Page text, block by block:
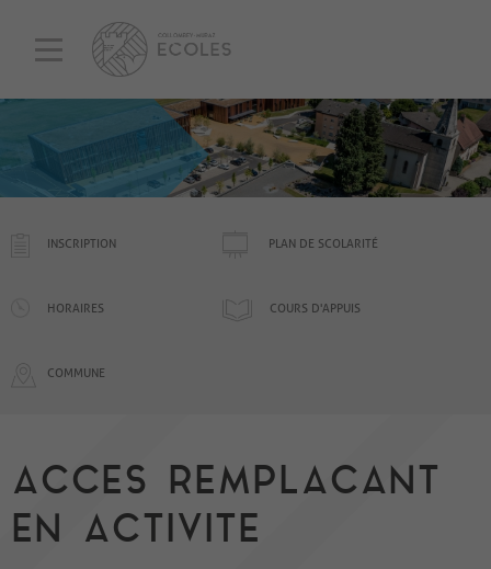
INSCRIPTION PLAN DE SCOLARITÉ
HORAIRES COURS D'APPUIS
COMMUNE
ACCES REMPLACANT
EN ACTIVITE